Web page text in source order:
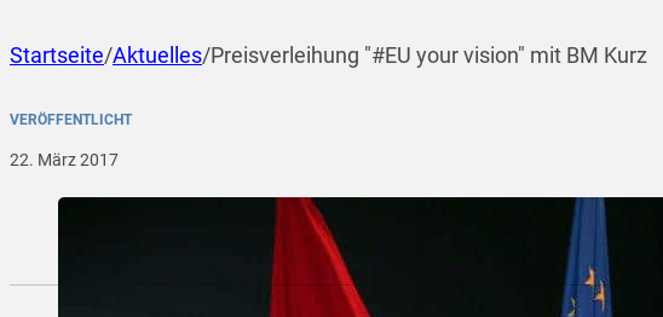
Startseite/Aktuelles/Preisverleihung "#EU your vision" mit BM Kurz
VERÖFFENTLICHT
22. März 2017